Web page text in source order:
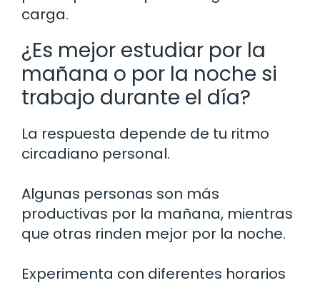
carga.
¿Es mejor estudiar por la
mañana o por la noche si
trabajo durante el día?
La respuesta depende de tu ritmo
circadiano personal.
Algunas personas son más
productivas por la mañana, mientras
que otras rinden mejor por la noche.
Experimenta con diferentes horarios